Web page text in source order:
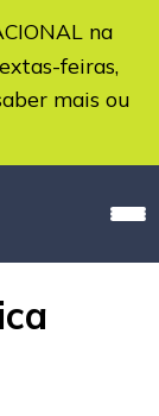
na
feiras,
mais ou